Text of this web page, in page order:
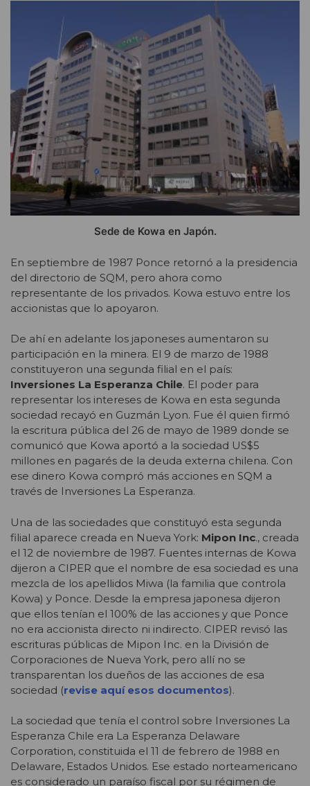
Sede de Kowa en Japón.
En septiembre de 1987 Ponce retornó a la presidencia
del directorio de SQM, pero ahora como
representante de los privados. Kowa estuvo entre los
accionistas que lo apoyaron.
De ahí en adelante los japoneses aumentaron su
participación en la minera. El 9 de marzo de 1988
constituyeron una segunda filial en el país:
Inversiones La Esperanza Chile. El poder para
representar los intereses de Kowa en esta segunda
sociedad recayó en Guzmán Lyon. Fue él quien firmó
la escritura pública del 26 de mayo de 1989 donde se
comunicó que Kowa aportó a la sociedad US$5
millones en pagarés de la deuda externa chilena. Con
ese dinero Kowa compró más acciones en SQM a
través de Inversiones La Esperanza.
Una de las sociedades que constituyó esta segunda
filial aparece creada en Nueva York: Mipon Inc., creada
el 12 de noviembre de 1987. Fuentes internas de Kowa
dijeron a CIPER que el nombre de esa sociedad es una
mezcla de los apellidos Miwa (la familia que controla
Kowa) y Ponce. Desde la empresa japonesa dijeron
que ellos tenían el 100% de las acciones y que Ponce
no era accionista directo ni indirecto. CIPER revisó las
escrituras públicas de Mipon Inc. en la División de
Corporaciones de Nueva York, pero allí no se
transparentan los dueños de las acciones de esa
sociedad (revise aquí esos documentos).
La sociedad que tenía el control sobre Inversiones La
Esperanza Chile era La Esperanza Delaware
Corporation, constituida el 11 de febrero de 1988 en
Delaware, Estados Unidos. Ese estado norteamericano
es considerado un paraíso fiscal por su régimen de